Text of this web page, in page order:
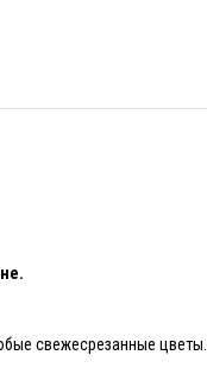
свежесрезанные цветы.